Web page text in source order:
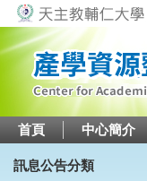
首頁 中心簡介
訊息公告分類